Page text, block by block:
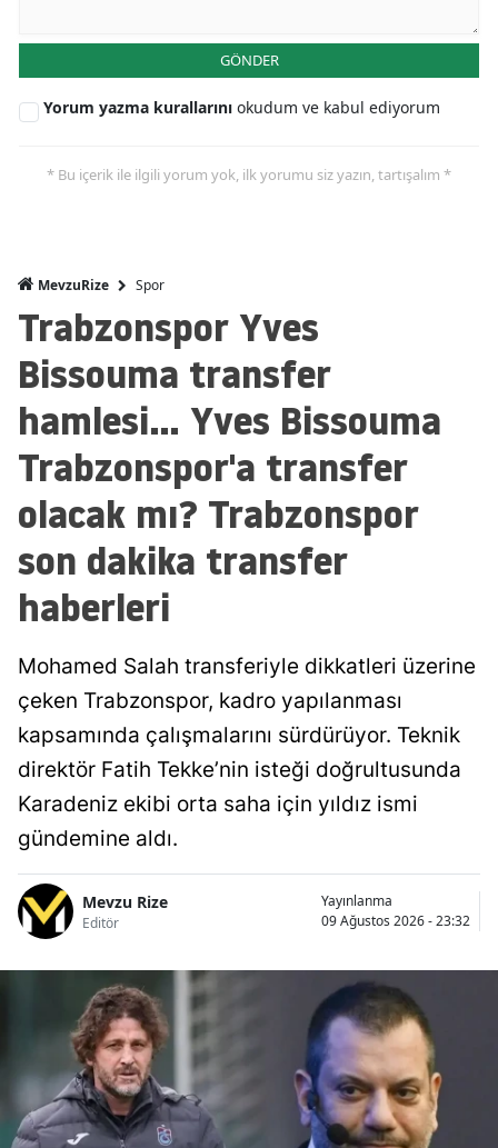
GÖNDER
Yorum yazma kurallarını okudum ve kabul ediyorum
* Bu içerik ile ilgili yorum yok, ilk yorumu siz yazın, tartışalım *
MevzuRize Spor
Trabzonspor Yves
Bissouma transfer
hamlesi... Yves Bissouma
Trabzonspor'a transfer
olacak mı? Trabzonspor
son dakika transfer
haberleri
Mohamed Salah transferiyle dikkatleri üzerine
çeken Trabzonspor, kadro yapılanması
kapsamında çalışmalarını sürdürüyor. Teknik
direktör Fatih Tekke’nin isteği doğrultusunda
Karadeniz ekibi orta saha için yıldız ismi
gündemine aldı.
Mevzu Rize
Editör
Yayınlanma
09 Ağustos 2026 - 23:32